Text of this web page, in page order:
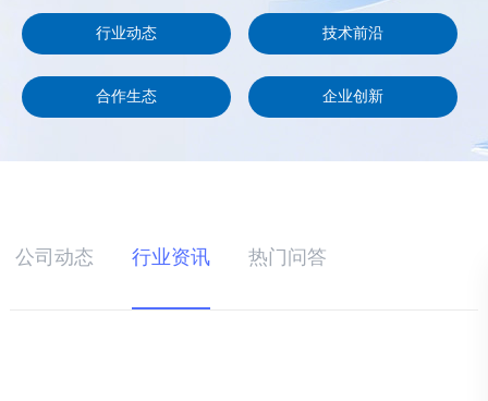
行业动态 技术前沿
合作生态 企业创新
公司动态 行业资讯 热门问答